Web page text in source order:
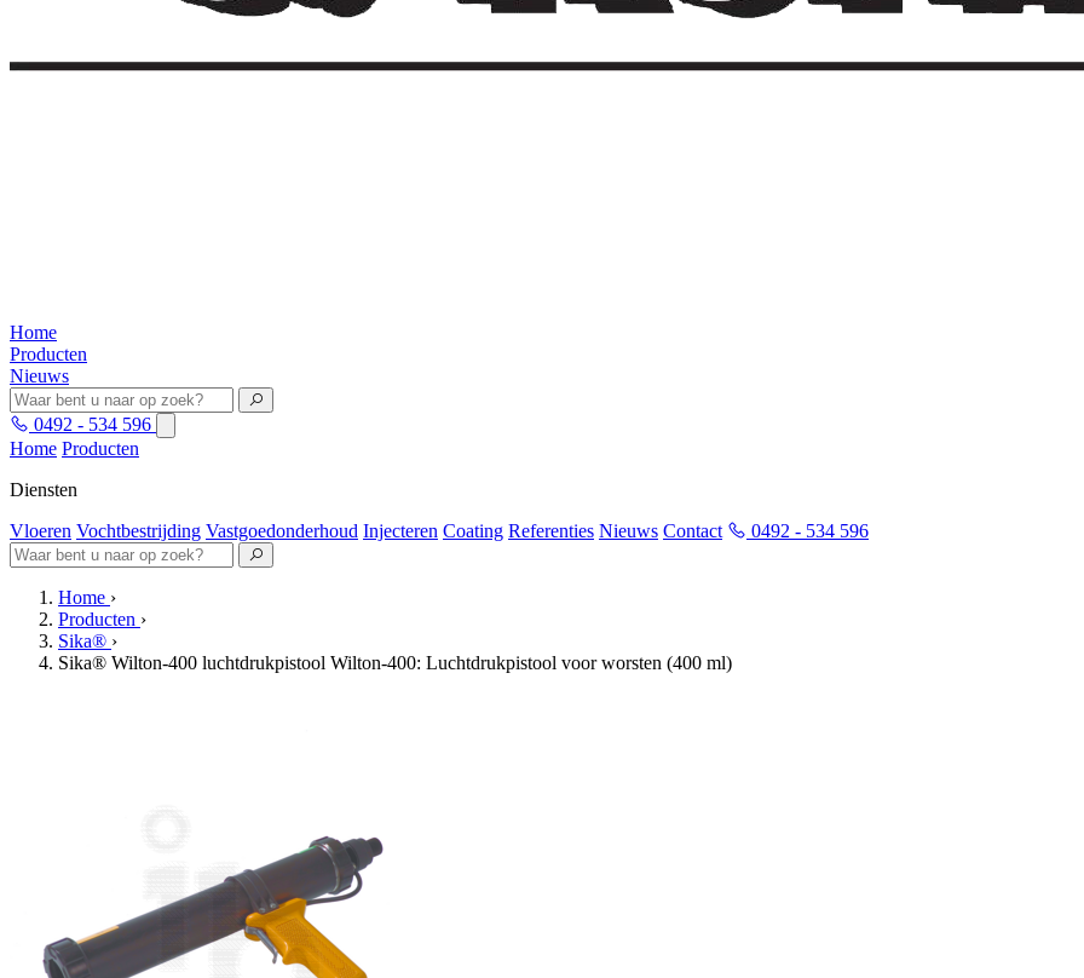
Home
Producten
Nieuws
0492 - 534 596
Home Producten
Diensten
Vloeren Vochtbestrijding Vastgoedonderhoud Injecteren Coating Referenties Nieuws Contact 0492 - 534 596
Home ›
Producten ›
Sika® ›
Sika® Wilton-400 luchtdrukpistool Wilton-400: Luchtdrukpistool voor worsten (400 ml)